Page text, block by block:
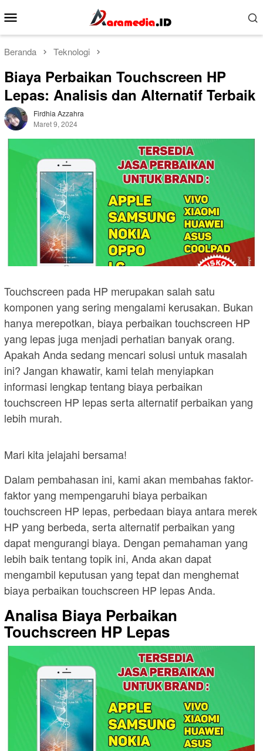
ke
kontenMobile
Beranda Teknologi
Biaya Perbaikan Touchscreen HP
Lepas: Analisis dan Alternatif Terbaik
Firdhia Azzahra
Maret 9, 2024
Touchscreen pada HP merupakan salah satu
komponen yang sering mengalami kerusakan. Bukan
hanya merepotkan, biaya perbaikan touchscreen HP
yang lepas juga menjadi perhatian banyak orang.
Apakah Anda sedang mencari solusi untuk masalah
ini? Jangan khawatir, kami telah menyiapkan
informasi lengkap tentang biaya perbaikan
touchscreen HP lepas serta alternatif perbaikan yang
lebih murah.
Mari kita jelajahi bersama!
Dalam pembahasan ini, kami akan membahas faktor-
faktor yang mempengaruhi biaya perbaikan
touchscreen HP lepas, perbedaan biaya antara merek
HP yang berbeda, serta alternatif perbaikan yang
dapat mengurangi biaya. Dengan pemahaman yang
lebih baik tentang topik ini, Anda akan dapat
mengambil keputusan yang tepat dan menghemat
biaya perbaikan touchscreen HP lepas Anda.
Analisa Biaya Perbaikan
Touchscreen HP Lepas